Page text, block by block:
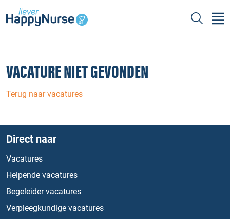
VACATURE NIET GEVONDEN
Terug naar vacatures
Direct naar
Vacatures
Helpende vacatures
Begeleider vacatures
Verpleegkundige vacatures